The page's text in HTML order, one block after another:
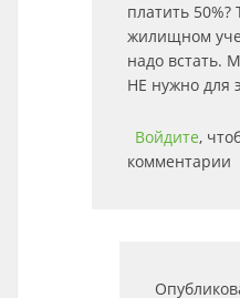
платить 50%?
жилищном
надо встать.
НЕ нужно для
Войдите,
комментарии